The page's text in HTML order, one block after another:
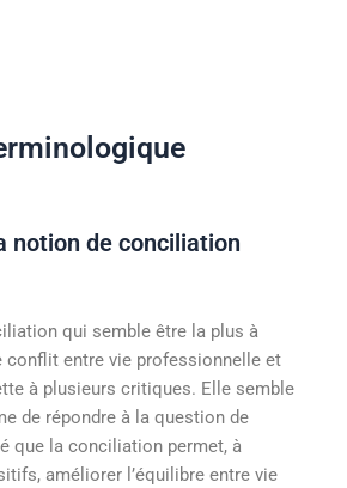
notion de conciliation
qui semble être la plus à
conflit entre vie professionnelle et
à plusieurs critiques. Elle semble
de répondre à la question de
que la conciliation permet, à
améliorer l’équilibre entre vie